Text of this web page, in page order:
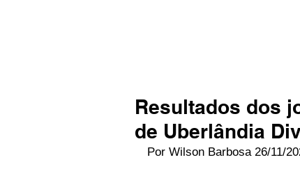
Resultados dos
de Uberlândia
Por Wilson Barbosa 26/11/